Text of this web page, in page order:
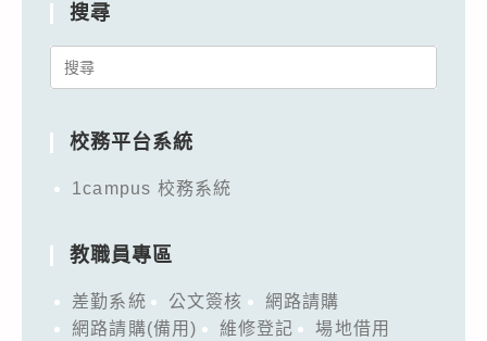
搜尋
Search
校務平台系統
1campus 校務系統
教職員專區
差勤系統 公文簽核
網路請購
網路請購(備用)
維修登記
場地借用